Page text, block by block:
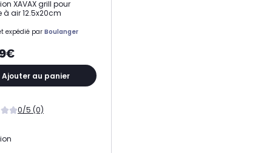
XAVAX grill pour
à air 12.5x20cm
expédié par Boulanger
Ajouter au panier
0/5 (0)